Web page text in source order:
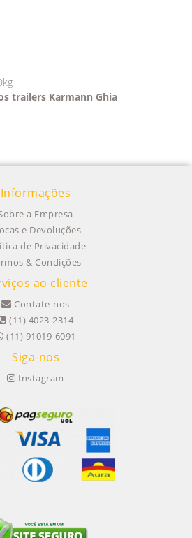
trailers Karmann Ghia
Informações
a Empresa
e Devoluções
de Privacidade
& Condições
ao cliente
Contate-nos
(11) 4023-2314
(11) 91019-6091
Siga-nos
Instagram